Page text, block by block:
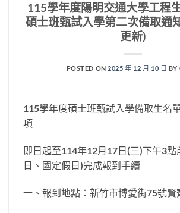
115學年度陽明交通大學工程
碩士班甄試入學第二次備取通
更新)
POSTED ON2025 年 12 月 10 日 BY
115學年度碩士班甄試入學備取生名
項
即日起至114年12月17日(三)下午3點
日、國定假日)完成報到手續
一、報到地點：新竹市博愛街75號賢